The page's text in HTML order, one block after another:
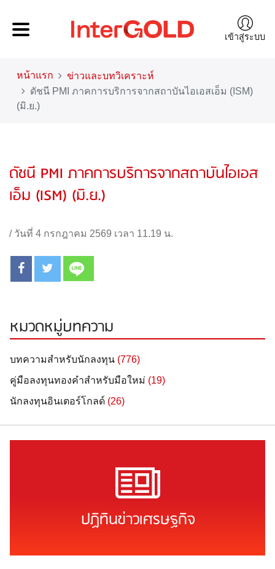
เข้าสู่ระบบ
หน้าแรก
ข่าวและบทวิเคราะห์
ดัชนี PMI ภาคการบริการจากสถาบันไอเอสเอ็ม (ISM)
(มิ.ย.)
ดัชนี PMI ภาคการบริการจากสถาบันไอเอส
เอ็ม (ISM) (มิ.ย.)
/ วันที่ 4 กรกฎาคม 2569 เวลา 11.19 น.
หมวดหมู่บทความ
บทความสำหรับนักลงทุน (776)
คู่มือลงทุนทองคำสำหรับมือใหม่ (19)
นักลงทุนอินเตอร์โกลด์ (26)
ปฏิทินข่าวเศรษฐกิจ